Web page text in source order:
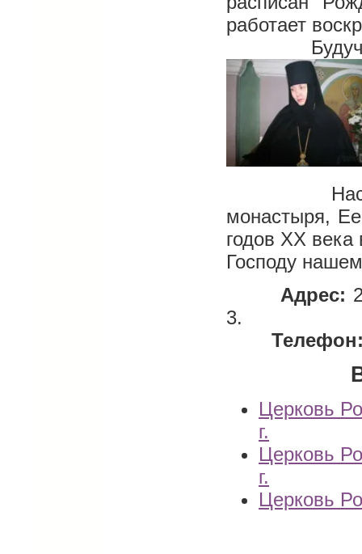
работает
Будучи в
монастыря,
годов ХХ
Господу
Адрес:
3.
Церковь
г.
Церковь
г.
Церковь